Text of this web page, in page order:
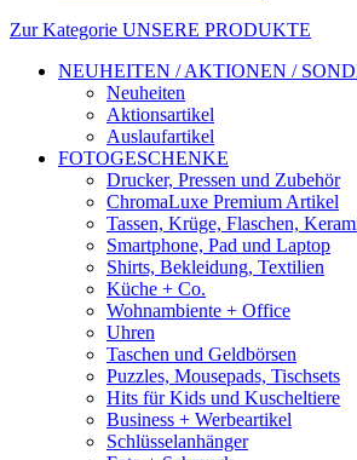
Zur Kategorie UNSERE PRODUKTE
NEUHEITEN / AKTIONEN /
Neuheiten
Aktionsartikel
Auslaufartikel
FOTOGESCHENKE
Drucker, Pressen und Zubehör
ChromaLuxe Premium Artikel
Tassen, Krüge, Flaschen,
Smartphone, Pad und Laptop
Shirts, Bekleidung, Textilien
Küche + Co.
Wohnambiente + Office
Uhren
Taschen und Geldbörsen
Puzzles, Mousepads, Tischsets
Hits für Kids und Kuscheltiere
Business + Werbeartikel
Schlüsselanhänger